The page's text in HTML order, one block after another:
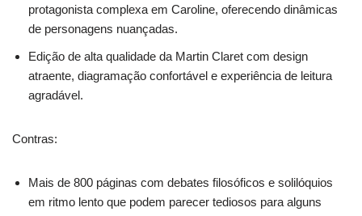
protagonista complexa em Caroline, oferecendo dinâmicas
de personagens nuançadas.
Edição de alta qualidade da Martin Claret com design
atraente, diagramação confortável e experiência de leitura
agradável.
Contras:
Mais de 800 páginas com debates filosóficos e solilóquios
em ritmo lento que podem parecer tediosos para alguns